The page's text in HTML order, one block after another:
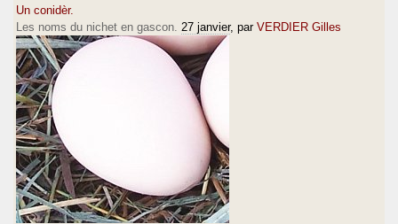
Un conidèr.
Les noms du nichet en gascon. 27 janvier, par VERDIER Gilles